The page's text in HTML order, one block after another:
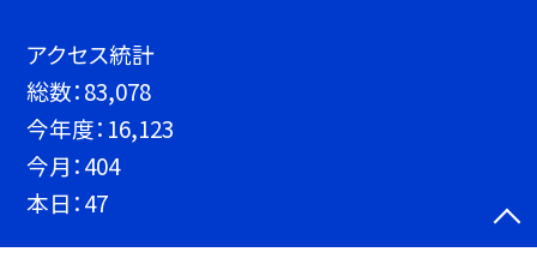
アクセス統計
総数：83,078
今年度： 16,123
今月：404
本日：47